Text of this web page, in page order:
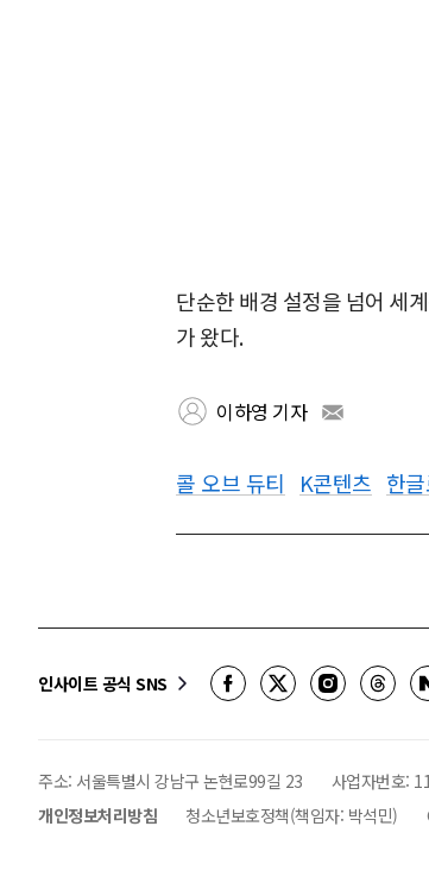
단순한 배경 설정을 넘어 세
가 왔다.
이하영 기자
콜 오브 듀티 K콘텐츠 한
인사이트 공식 SNS
주소: 서울특별시 강남구 논현로99길 23 사업자번호:
개인정보처리방침
청소년보호정책(책임자: 박석민)